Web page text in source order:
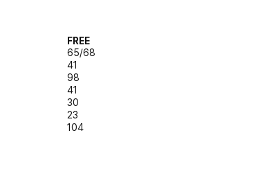
FREE
65/68
41
98
41
30
23
104